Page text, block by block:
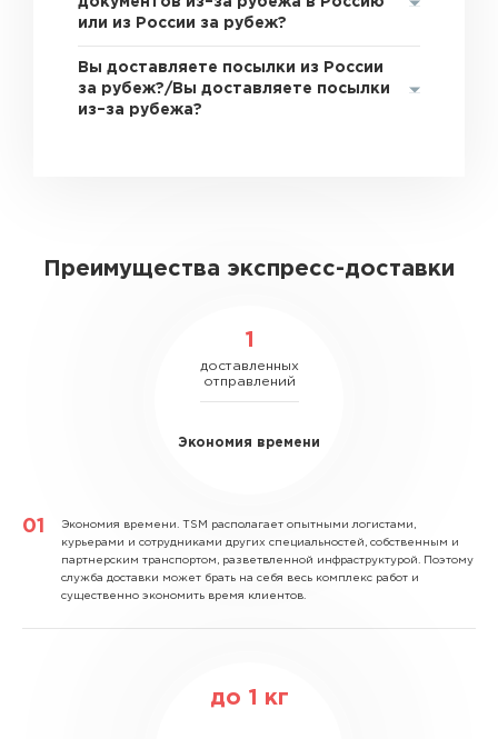
или из России за рубеж?
Вы доставляете посылки из России
за рубеж?/Вы доставляете посылки
из–за рубежа?
Преимущества экспресс-доставки
1
доставленных
отправлений
Экономия времени
Экономия времени. TSM располагает опытными логистами,
курьерами и сотрудниками других специальностей, собственным и
партнерским транспортом, разветвленной инфраструктурой. Поэтому
служба доставки может брать на себя весь комплекс работ и
существенно экономить время клиентов.
до 1 кг